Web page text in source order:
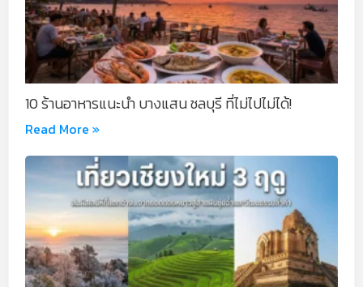
10 ร้านอาหารแนะนำ บางแสน ชลบุรี ที่ไม่ไปไม่ได้!
Read More »